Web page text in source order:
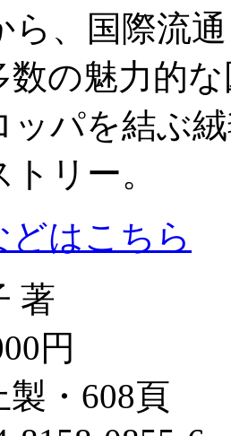
ら、国際流
数の魅力的
ッパを結ぶ
リー。
どはこちら
著
円
製・608頁